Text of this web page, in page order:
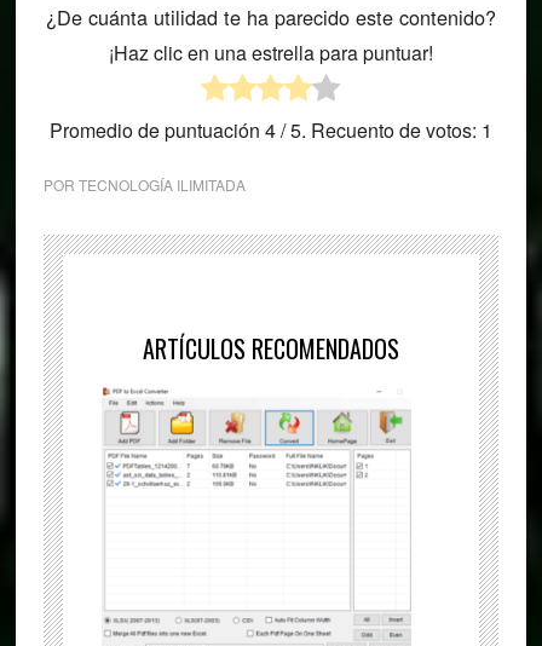
¿De cuánta utilidad te ha parecido este contenido?
¡Haz clic en una estrella para puntuar!
Promedio de puntuación 4/ 5. Recuento de votos: 1
POR TECNOLOGÍA ILIMITADA
ARTÍCULOS RECOMENDADOS